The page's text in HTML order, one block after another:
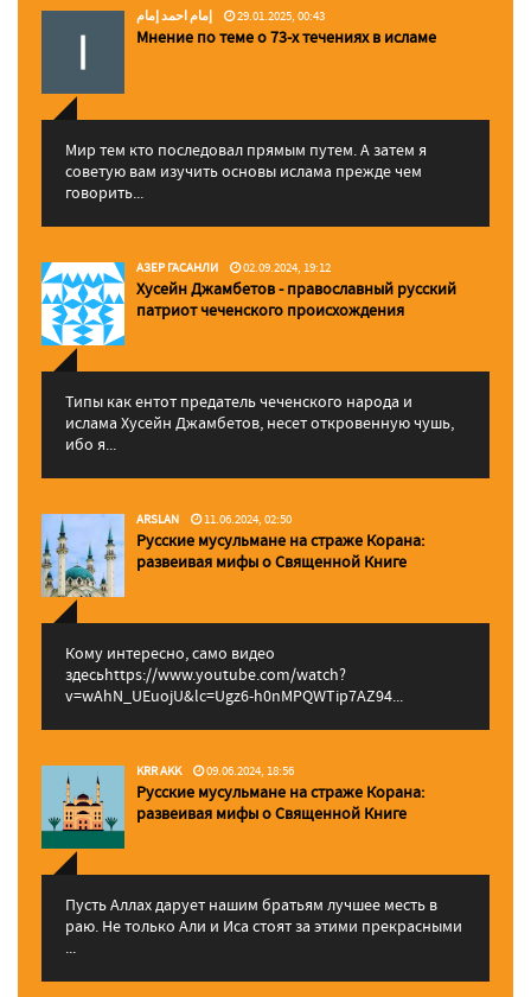
إمام احمد إمام 29.01.2025, 00:43
Мнение по теме о 73-х течениях в исламе
Мир тем кто последовал прямым путем. А затем я
советую вам изучить основы ислама прежде чем
говорить...
АЗЕР ГАСАНЛИ 02.09.2024, 19:12
Хусейн Джамбетов - православный русский
патриот чеченского происхождения
Типы как ентот предатель чеченского народа и
ислама Хусейн Джамбетов, несет откровенную чушь,
ибо я...
ARSLAN 11.06.2024, 02:50
Русские мусульмане на страже Корана:
pазвеивая мифы о Священной Книге
Кому интересно, само видео
здесьhttps://www.youtube.com/watch?
v=wAhN_UEuojU&lc=Ugz6-h0nMPQWTip7AZ94...
KRR AKK 09.06.2024, 18:56
Русские мусульмане на страже Корана:
pазвеивая мифы о Священной Книге
Пусть Аллах дарует нашим братьям лучшее месть в
раю. Не только Али и Иса стоят за этими прекрасными
...